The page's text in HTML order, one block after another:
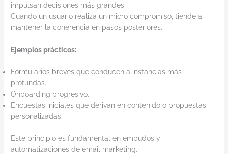
impulsan decisiones más grandes
Cuando un usuario realiza un micro compromiso, tiende a
mantener la coherencia en pasos posteriores.
Ejemplos prácticos:
Formularios breves que conducen a instancias más
profundas.
Onboarding progresivo.
Encuestas iniciales que derivan en contenido o propuestas
personalizadas.
Este principio es fundamental en embudos y
automatizaciones de email marketing.